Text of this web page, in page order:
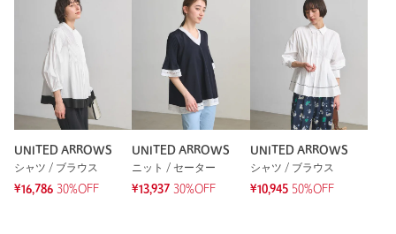
りがあって、着用するとスタイルアップして見えるので嬉しい
性別： 女性
年代：30代後半
身長：171cm
普段の着用サイズ：L
3人が参考になったと回答
参考になった
UNITED ARROWS
シャツ / ブラウス
¥16,786 30%OFF
UNITED ARROWS
ニット / セーター
¥13,937 30%OFF
UNITED ARROWS
シャツ / ブラウス
¥10,945 50%OFF